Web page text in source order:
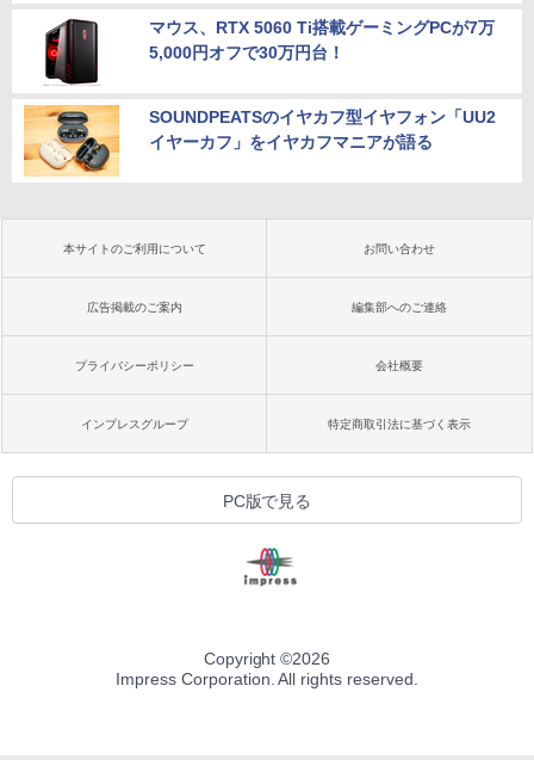
マウス、RTX 5060 Ti搭載ゲーミングPCが7万
5,000円オフで30万円台！
SOUNDPEATSのイヤカフ型イヤフォン「UU2
イヤーカフ」をイヤカフマニアが語る
本サイトのご利用について お問い合わせ
広告掲載のご案内 編集部へのご連絡
プライバシーポリシー 会社概要
インプレスグループ 特定商取引法に基づく表示
PC版で見る
Copyright ©2026
Impress Corporation. All rights reserved.